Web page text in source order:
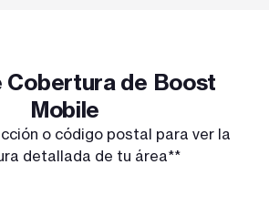
Cobertura de Boost
Mobile
o código postal para ver la
detallada de tu área**